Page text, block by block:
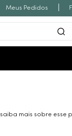
Meus Pedidos
saiba mais sobre esse